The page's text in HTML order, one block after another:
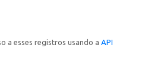
a esses registros usando a API